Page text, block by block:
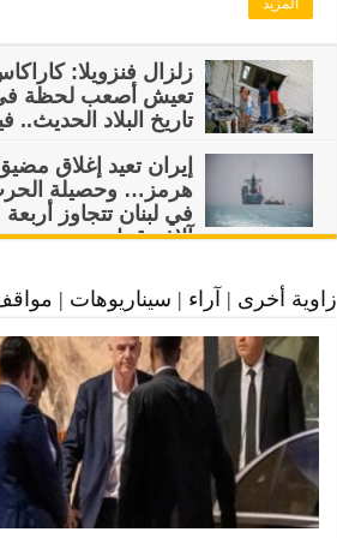
المزيد
زلزال فنزويلا:
تعيش أصعب لحظة
تاريخ البلاد الحديث..
إيران تعيد إغلاق
هرمز… وحصيلة
في لبنان تتجاوز أربعة
آلاف قتيل
زاوية أخرى | آراء | سيناريوهات |